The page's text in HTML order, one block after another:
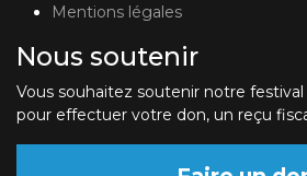
Mentions légales
Nous soutenir
Vous souhaitez soutenir notre festival
pour effectuer votre don, un reçu